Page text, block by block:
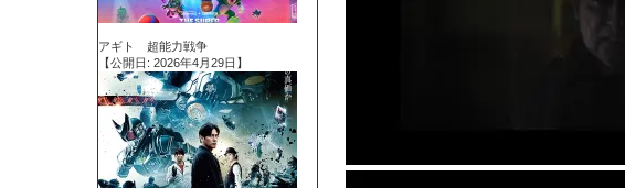
アギト 超能力戦争
【公開日: 2026年4月29日】